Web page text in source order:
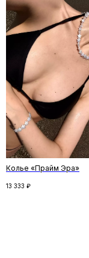
Колье «Прайм Эра»
13 333 ₽
Подпишитесь на
скидку на первый
о новинках и
и делимся
Скидка на
Следите